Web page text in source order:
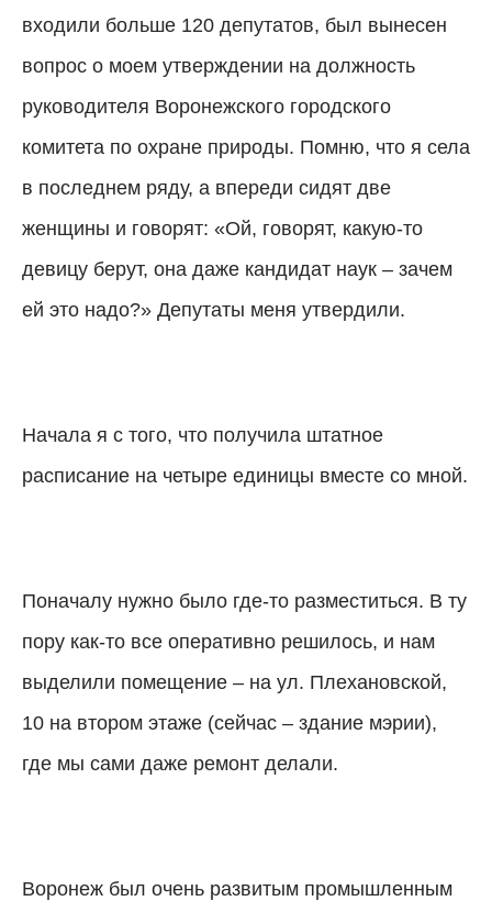
входили больше 120 депутатов, был вынесен
вопрос о моем утверждении на должность
руководителя Воронежского городского
комитета по охране природы. Помню, что я села
в последнем ряду, а впереди сидят две
женщины и говорят: «Ой, говорят, какую-то
девицу берут, она даже кандидат наук – зачем
ей это надо?» Депутаты меня утвердили.
Начала я с того, что получила штатное
расписание на четыре единицы вместе со мной.
Поначалу нужно было где-то разместиться. В ту
пору как-то все оперативно решилось, и нам
выделили помещение – на ул. Плехановской,
10 на втором этаже (сейчас – здание мэрии),
где мы сами даже ремонт делали.
Воронеж был очень развитым промышленным